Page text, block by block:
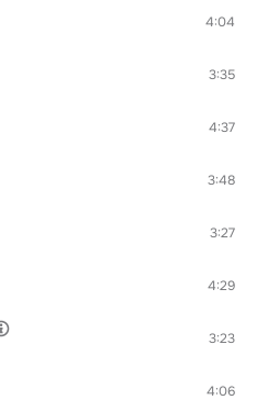
4:04
3:35
4:37
3:48
3:27
4:29
3:23
4:06